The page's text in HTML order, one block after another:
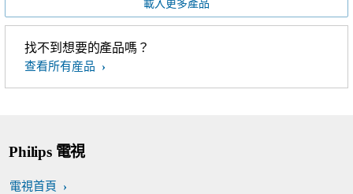
載入更多產品
找不到想要的產品嗎？
查看所有産品
Philips 電視
電視首頁